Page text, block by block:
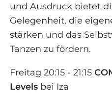
und Ausdruck bietet
Gelegenheit, die
stärken und das
Tanzen zu fördern.
Freitag 20:15 - 21:15
Levels bei Iza